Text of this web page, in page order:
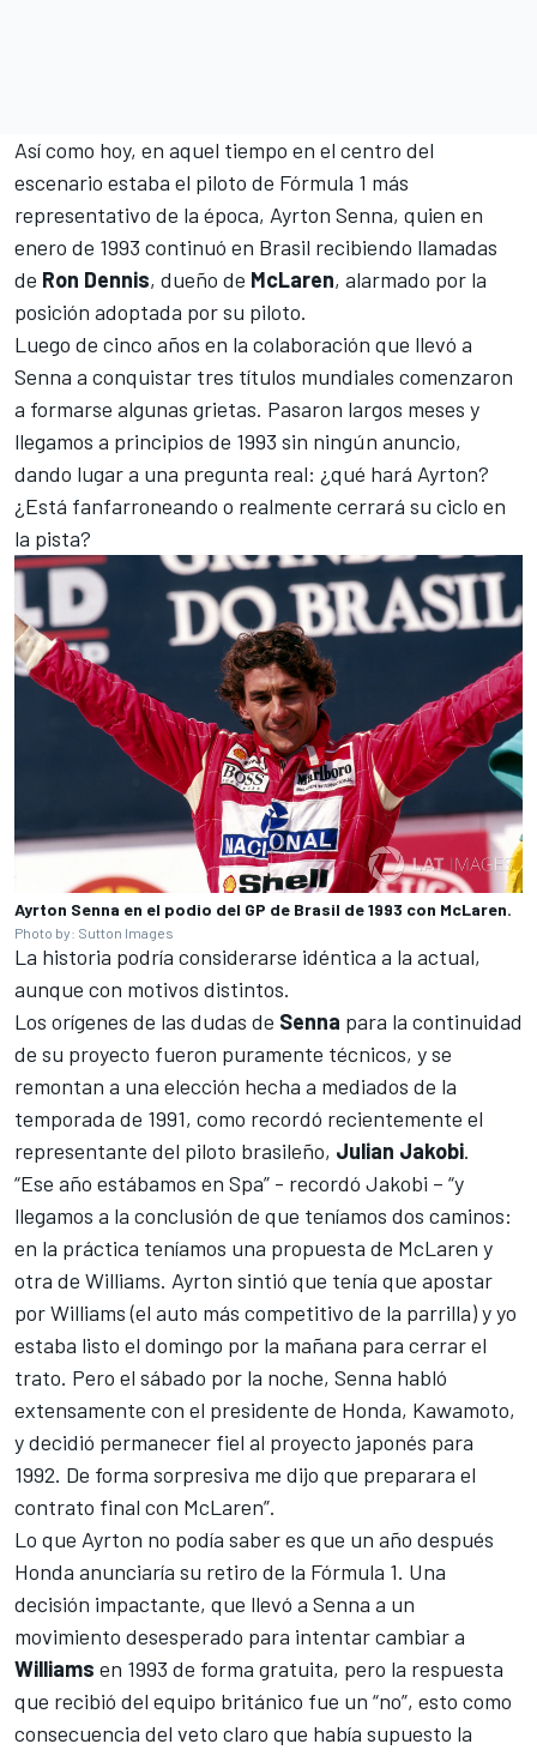
Así como hoy, en aquel tiempo en el centro del
escenario estaba el piloto de Fórmula 1 más
representativo de la época, Ayrton Senna, quien en
enero de 1993 continuó en Brasil recibiendo llamadas
de Ron Dennis, dueño de McLaren, alarmado por la
posición adoptada por su piloto.
Luego de cinco años en la colaboración que llevó a
Senna a conquistar tres títulos mundiales comenzaron
a formarse algunas grietas. Pasaron largos meses y
llegamos a principios de 1993 sin ningún anuncio,
dando lugar a una pregunta real: ¿qué hará Ayrton?
¿Está fanfarroneando o realmente cerrará su ciclo en
la pista?
Ayrton Senna en el podio del GP de Brasil de 1993 con McLaren.
Photo by: Sutton Images
La historia podría considerarse idéntica a la actual,
aunque con motivos distintos.
Los orígenes de las dudas de Senna para la continuidad
de su proyecto fueron puramente técnicos, y se
remontan a una elección hecha a mediados de la
temporada de 1991, como recordó recientemente el
representante del piloto brasileño, Julian Jakobi.
“Ese año estábamos en Spa” - recordó Jakobi – “y
llegamos a la conclusión de que teníamos dos caminos:
en la práctica teníamos una propuesta de McLaren y
otra de Williams. Ayrton sintió que tenía que apostar
por Williams (el auto más competitivo de la parrilla) y yo
estaba listo el domingo por la mañana para cerrar el
trato. Pero el sábado por la noche, Senna habló
extensamente con el presidente de Honda, Kawamoto,
y decidió permanecer fiel al proyecto japonés para
1992. De forma sorpresiva me dijo que preparara el
contrato final con McLaren”.
Lo que Ayrton no podía saber es que un año después
Honda anunciaría su retiro de la Fórmula 1. Una
decisión impactante, que llevó a Senna a un
movimiento desesperado para intentar cambiar a
Williams en 1993 de forma gratuita, pero la respuesta
que recibió del equipo británico fue un “no”, esto como
consecuencia del veto claro que había supuesto la